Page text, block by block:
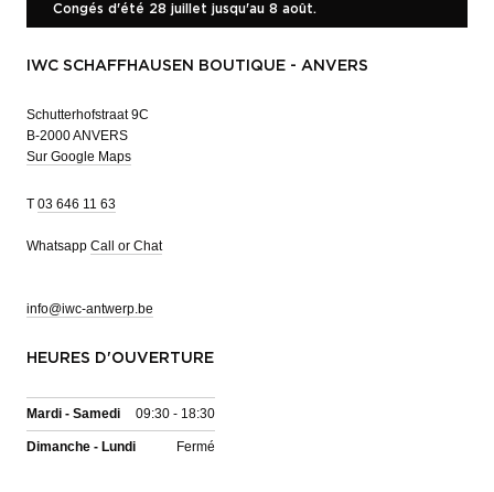
Congés d'été 28 juillet jusqu'au 8 août.
IWC SCHAFFHAUSEN BOUTIQUE - ANVERS
Schutterhofstraat 9C
B-2000 ANVERS
Sur Google Maps
T 03 646 11 63
Whatsapp Call or Chat
info@iwc-antwerp.be
HEURES D'OUVERTURE
Mardi - Samedi 09:30 - 18:30
Dimanche - Lundi Fermé